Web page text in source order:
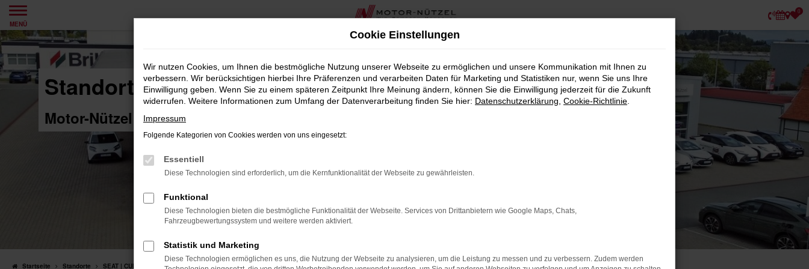
Zum
Hauptinhalt
springen
MENÜ
0
Standort SEAT | CUPRA Hof
Motor-Nützel Vertriebs-GmbH
Startseite Standorte SEAT | CUPRA Hof
Cookie Einstellungen
Wir nutzen Cookies, um Ihnen die bestmögliche Nutzung unserer Webseite zu ermöglichen und unsere Kommunikation mit Ihnen zu
verbessern. Wir berücksichtigen hierbei Ihre Präferenzen und verarbeiten Daten für Marketing und Statistiken nur, wenn Sie uns Ihre
Einwilligung geben. Wenn Sie zu einem späteren Zeitpunkt Ihre Meinung ändern, können Sie die Einwilligung jederzeit für die Zukunft
widerrufen. Weitere Informationen zum Umfang der Datenverarbeitung finden Sie hier: Datenschutzerklärung Cookie-Richtlinie
Impressum
Folgende Kategorien von Cookies werden von uns eingesetzt:
Essentiell
Diese Technologien sind erforderlich, um die Kernfunktionalität der Webseite zu gewährleisten.
Funktional
Diese Technologien bieten die bestmögliche Funktionalität der Webseite. Services von Drittanbietern wie Google Maps, Chats,
Fahrzeugbewertungssystem und weitere werden aktiviert.
Statistik und Marketing
Diese Technologien ermöglichen es uns, die Nutzung der Webseite zu analysieren, um die Leistung zu messen und zu verbessern. Zudem werden